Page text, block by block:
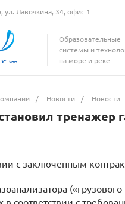
ул. Лавочкина, 34, офис 1
Образовательные
системы и
на море и реке
/ Новости / Новости
тренажер
с заключенным